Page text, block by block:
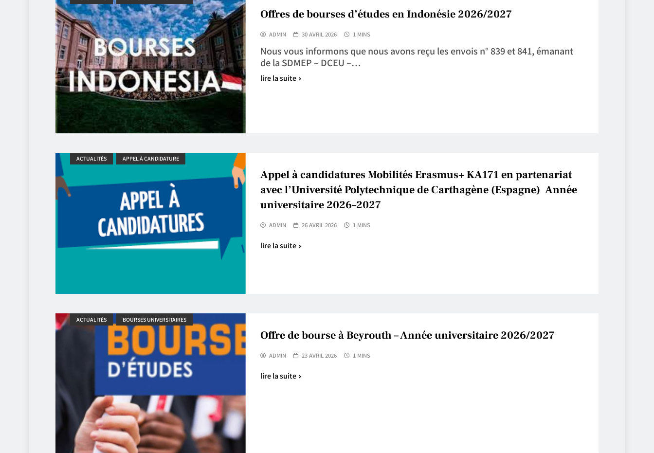
Offres de bourses d’études en Indonésie 2026/2027
ADMIN 30 AVRIL 2026 1 MINS
Nous vous informons que nous avons reçu les envois n° 839 et 841, émanant
de la SDMEP – DCEU –…
lire la suite
ACTUALITÉS APPEL À CANDIDATURE
Appel à candidatures Mobilités Erasmus+ KA171 en partenariat
avec l’Université Polytechnique de Carthagène (Espagne) Année
universitaire 2026–2027
ADMIN 26 AVRIL 2026 1 MINS
lire la suite
ACTUALITÉS BOURSES UNIVERSITAIRES
Offre de bourse à Beyrouth – Année universitaire 2026/2027
ADMIN 23 AVRIL 2026 1 MINS
lire la suite